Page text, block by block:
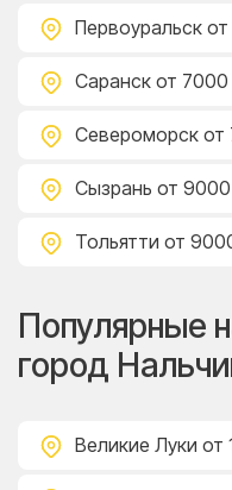
Первоуральск
Саранск от 7000
Североморск от
Сызрань от 9000
Тольятти от
Популярные
город
Великие Луки от